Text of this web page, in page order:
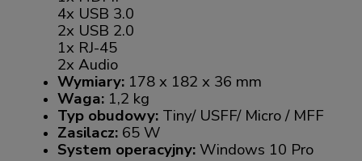
4x USB 3.0
2x USB 2.0
1x RJ-45
2x Audio
Wymiary: 178 x 182 x 36 mm
Waga: 1,2 kg
Typ obudowy: Tiny/ USFF/ Micro / MFF
Zasilacz: 65 W
System operacyjny:Windows 10 Pro